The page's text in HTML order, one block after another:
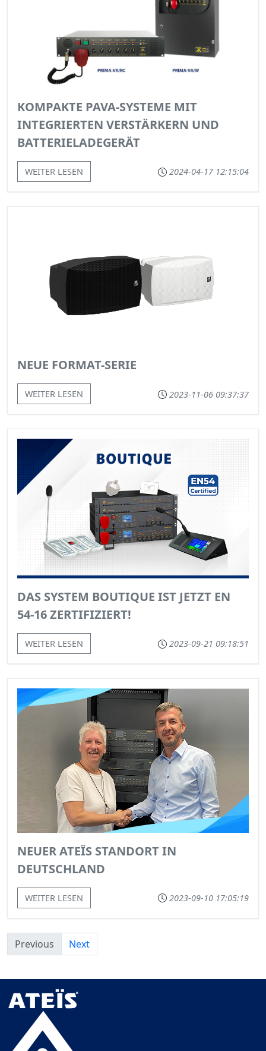
KOMPAKTE PAVA-SYSTEME MIT
INTEGRIERTEN VERSTÄRKERN UND
BATTERIELADEGERÄT
WEITER LESEN 2024-04-17 12:15:04
NEUE FORMAT-SERIE
WEITER LESEN 2023-11-06 09:37:37
DAS SYSTEM BOUTIQUE IST JETZT EN
54-16 ZERTIFIZIERT!
WEITER LESEN 2023-09-21 09:18:51
NEUER ATEÏS STANDORT IN
DEUTSCHLAND
WEITER LESEN 2023-09-10 17:05:19
Previous Next